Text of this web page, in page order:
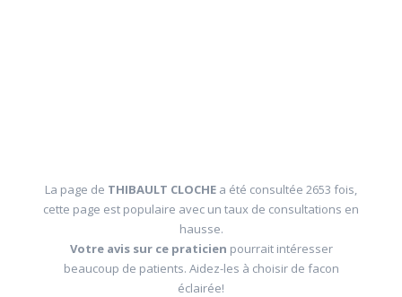
La page de THIBAULT CLOCHE a été consultée 2653 fois,
cette page est populaire avec un taux de consultations en
hausse.
Votre avis sur ce praticien pourrait intéresser
beaucoup de patients. Aidez-les à choisir de facon
éclairée!